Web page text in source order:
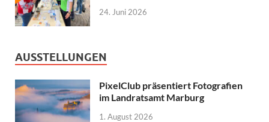
24. Juni 2026
AUSSTELLUNGEN
PixelClub präsentiert Fotografien
im Landratsamt Marburg
1. August 2026